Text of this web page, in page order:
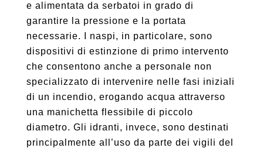
e alimentata da serbatoi in grado di
garantire la pressione e la portata
necessarie. I naspi, in particolare, sono
dispositivi di estinzione di primo intervento
che consentono anche a personale non
specializzato di intervenire nelle fasi iniziali
di un incendio, erogando acqua attraverso
una manichetta flessibile di piccolo
diametro. Gli idranti, invece, sono destinati
principalmente all’uso da parte dei vigili del